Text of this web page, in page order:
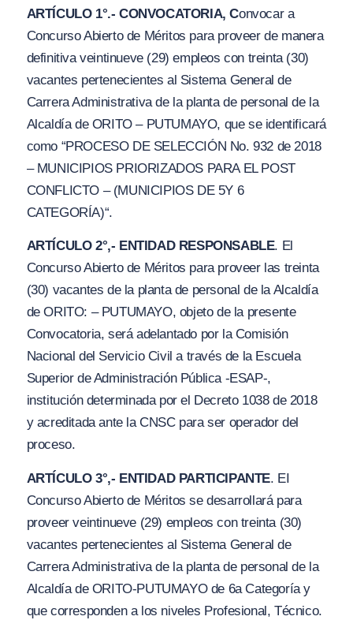
ARTÍCULO 1°.- CONVOCATORIA, Convocar a
Concurso Abierto de Méritos para proveer de manera
definitiva veintinueve (29) empleos con treinta (30)
vacantes pertenecientes al Sistema General de
Carrera Administrativa de la planta de personal de la
Alcaldía de ORITO – PUTUMAYO, que se identificará
como “PROCESO DE SELECCIÓN No. 932 de 2018
– MUNICIPIOS PRIORIZADOS PARA EL POST
CONFLICTO – (MUNICIPIOS DE 5Y 6
CATEGORÍA)“.
ARTÍCULO 2°,- ENTIDAD RESPONSABLE. El
Concurso Abierto de Méritos para proveer las treinta
(30) vacantes de la planta de personal de la Alcaldía
de ORITO: – PUTUMAYO, objeto de la presente
Convocatoria, será adelantado por la Comisión
Nacional del Servicio Civil a través de la Escuela
Superior de Administración Pública -ESAP-,
institución determinada por el Decreto 1038 de 2018
y acreditada ante la CNSC para ser operador del
proceso.
ARTÍCULO 3°,- ENTIDAD PARTICIPANTE. EI
Concurso Abierto de Méritos se desarrollará para
proveer veintinueve (29) empleos con treinta (30)
vacantes pertenecientes al Sistema General de
Carrera Administrativa de la planta de personal de la
Alcaldía de ORITO-PUTUMAYO de 6a Categoría y
que corresponden a los niveles Profesional, Técnico.